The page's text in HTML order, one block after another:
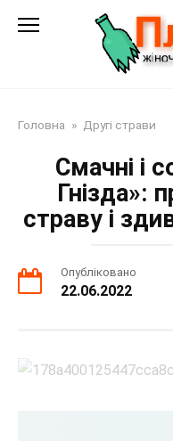
Головна » Другі страви
Смачні і
Гнізда»:
страву і
Опубліковано
22.06.2022